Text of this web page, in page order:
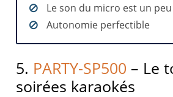
Le son du micro est un
Autonomie perfectible
5. PARTY-SP500 – Le
soirées karaokés